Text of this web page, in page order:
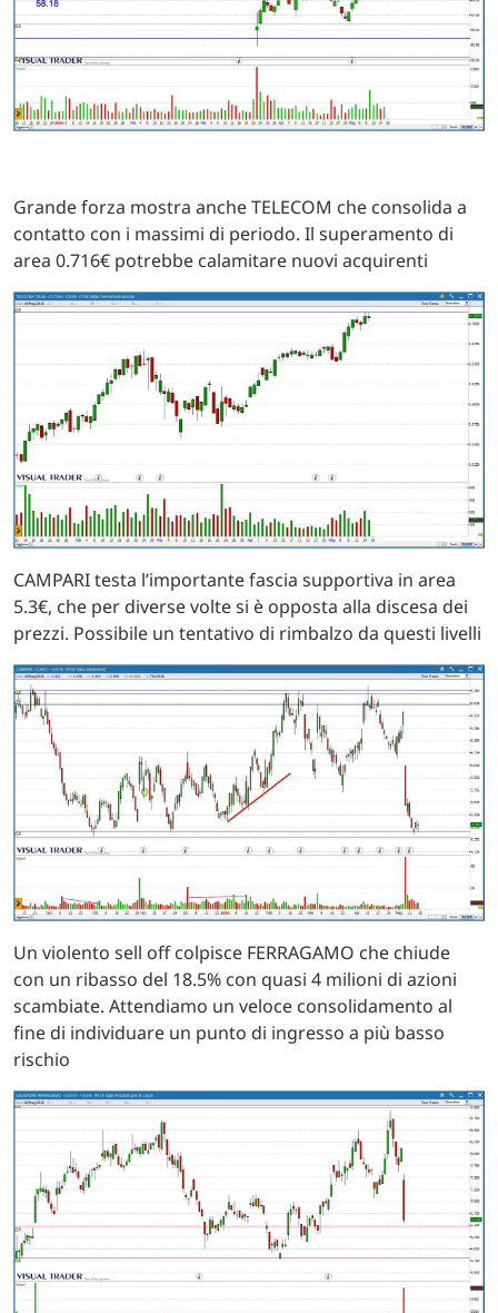
Grande forza mostra anche TELECOM che consolida a
contatto con i massimi di periodo. Il superamento di
area 0.716€ potrebbe calamitare nuovi acquirenti
CAMPARI testa l’importante fascia supportiva in area
5.3€, che per diverse volte si è opposta alla discesa dei
prezzi. Possibile un tentativo di rimbalzo da questi livelli
Un violento sell off colpisce FERRAGAMO che chiude
con un ribasso del 18.5% con quasi 4 milioni di azioni
scambiate. Attendiamo un veloce consolidamento al
fine di individuare un punto di ingresso a più basso
rischio